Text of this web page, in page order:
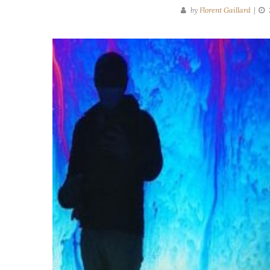
by Florent Gaillard